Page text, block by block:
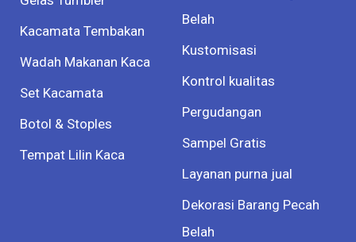
Kacamata Tembakan
Wadah Makanan Kaca
Set Kacamata
Botol & Stoples
Tempat Lilin Kaca
Belah
Kustomisasi
Kontrol kualitas
Pergudangan
Sampel Gratis
Layanan purna jual
Dekorasi Barang Pecah
Belah